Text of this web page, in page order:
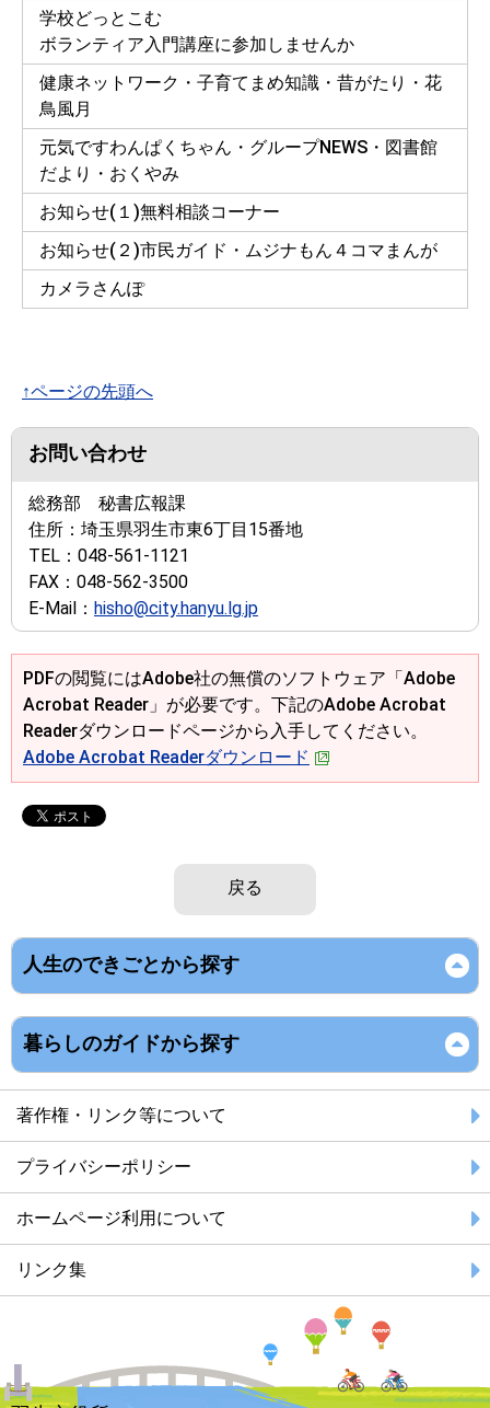
学校どっとこむ
ボランティア入門講座に参加しませんか
健康ネットワーク・子育てまめ知識・昔がたり・花
鳥風月
元気ですわんぱくちゃん・グループNEWS・図書館
だより・おくやみ
お知らせ(１)無料相談コーナー
お知らせ(２)市民ガイド・ムジナもん４コマまんが
カメラさんぽ
↑ページの先頭へ
お問い合わせ
総務部 秘書広報課
住所： 埼玉県羽生市東6丁目15番地
TEL： 048-561-1121
FAX： 048-562-3500
E-Mail： hisho@city.hanyu.lg.jp
PDFの閲覧にはAdobe社の無償のソフトウェア「Adobe
Acrobat Reader」が必要です。下記のAdobe Acrobat
Readerダウンロードページから入手してください。
Adobe Acrobat Readerダウンロード
戻る
人生のできごとから探す
暮らしのガイドから探す
著作権・リンク等について
プライバシーポリシー
ホームページ利用について
リンク集